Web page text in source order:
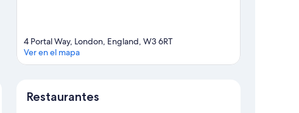
4 Portal Way, London, England, W3 6RT
Ver en el mapa
Restaurantes